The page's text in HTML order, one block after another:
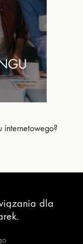
internetowego?
dla